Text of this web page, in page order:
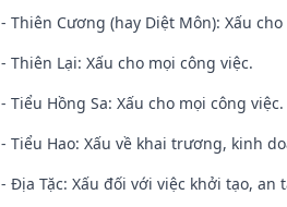
- Thiên Cương (hay Diệt Môn): Xấu
- Thiên Lại: Xấu cho mọi công việc.
- Tiểu Hồng Sa: Xấu cho mọi công việc.
- Tiểu Hao: Xấu về khai trương, kinh
- Địa Tặc: Xấu đối với việc khởi tạo,